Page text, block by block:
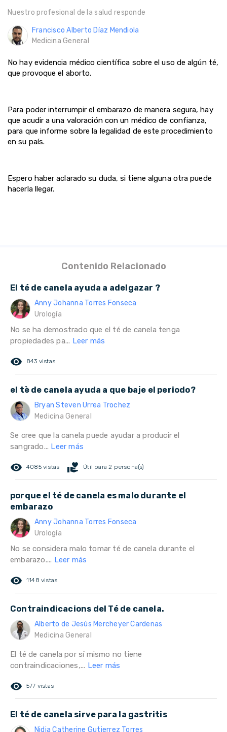
Nuestro profesional de la salud responde
Francisco Alberto Díaz Mendiola
Medicina General
No hay evidencia médico científica sobre el uso de algún té,
que provoque el aborto.
Para poder interrumpir el embarazo de manera segura, hay
que acudir a una valoración con un médico de confianza,
para que informe sobre la legalidad de este procedimiento
en su país.
Espero haber aclarado su duda, si tiene alguna otra puede
hacerla llegar.
Contenido Relacionado
El té de canela ayuda a adelgazar ?
Anny Johanna Torres Fonseca
Urología
No se ha demostrado que el té de canela tenga
propiedades pa... Leer más
remove_red_eye 843 vistas
el tè de canela ayuda a que baje el periodo?
Bryan Steven Urrea Trochez
Medicina General
Se cree que la canela puede ayudar a producir el
sangrado... Leer más
remove_red_eye 4085 vistas volunteer_activism Útil para 2 persona(s)
porque el té de canela es malo durante el
embarazo
Anny Johanna Torres Fonseca
Urología
No se considera malo tomar té de canela durante el
embarazo.... Leer más
remove_red_eye 1148 vistas
Contraindicacions del Té de canela.
Alberto de Jesús Mercheyer Cardenas
Medicina General
El té de canela por sí mismo no tiene
contraindicaciones,... Leer más
remove_red_eye 577 vistas
El té de canela sirve para la gastritis
Nidia Catherine Gutierrez Torres